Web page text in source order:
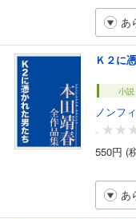
あ
Ｋ２に
小
ノンフ
-
550円 (
あ